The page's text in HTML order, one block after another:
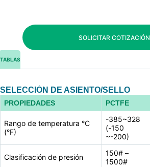
SOLICITAR COTIZACIÓN
TABLAS
SELECCIÓN DE ASIENTO/SELLO
PROPIEDADES PCTFE
Rango de temperatura °C
(°F)
-385~328
(-150
~-200)
Clasificación de presión
150# –
1500#